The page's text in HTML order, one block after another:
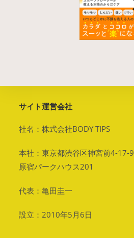
サイト運営会社
社名：株式会社BODY TIPS
本社：東京都渋谷区神宮前4-17-9
原宿パークハウス201
代表：亀田圭一
設立：2010年5月6日